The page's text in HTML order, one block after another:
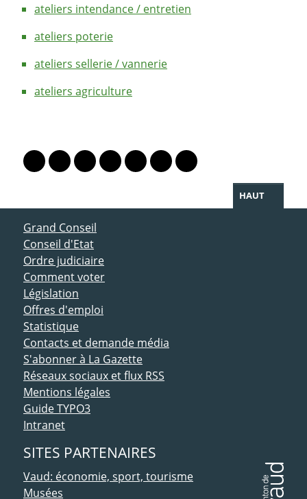
ateliers intendance / entretien
ateliers poterie
ateliers sellerie / vannerie
ateliers agriculture
Lien vers le profil Mastodon
Lien vers le profil Bluesky
Lien vers le profil Instagram
Lien vers le profil Linkedin
Lien vers le profil Facebook
Lien vers le profil Twitter
Partager par WhatsApp
HAUT
ACCÈS DIRECT
Grand Conseil
Conseil d'Etat
Ordre judiciaire
Comment voter
Législation
Offres d'emploi
Statistique
Contacts et demande média
S'abonner à La Gazette
Réseaux sociaux et flux RSS
Mentions légales
Guide TYPO3
Intranet
SITES PARTENAIRES
Vaud: économie, sport, tourisme
Musées